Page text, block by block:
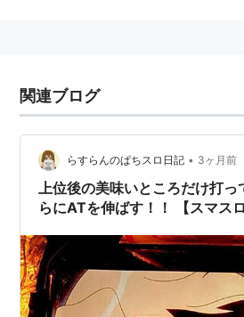
関連ブログ
らすらんのぱちスロ日記 • 3ヶ月前
上位後の美味いところだけ打っ
らにATを伸ばす！！ 【スマス